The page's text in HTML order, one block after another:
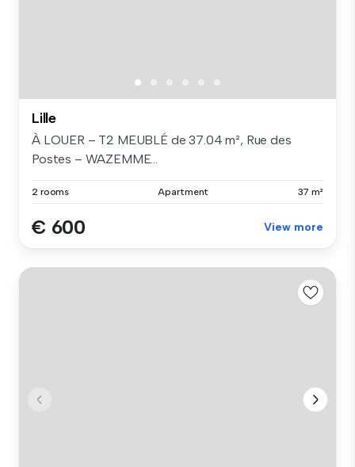
Lille
À LOUER – T2 MEUBLÉ de 37.04 m², Rue des
Postes – WAZEMME...
2 rooms Apartment 37 m²
€ 600 View more